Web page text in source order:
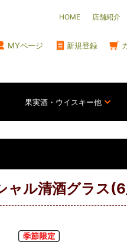
HOME 店舗紹介
MYページ 新規登録
果実酒・ウイスキー他
ル清酒グラス